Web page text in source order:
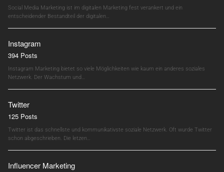
Social Media Marketing ist im digitalen Marketing fest verankert und ein
entscheidender Bestandteil der digitalen…
Instagram
394 Posts
Instagram Marketing bietet so viele Möglichkeiten wie kaum ein anderes soziales
Netzwerk. Der Wachstum und…
Twitter
125 Posts
Twitter ist das schnellste und kommunikativste soziale Netzwerk. Oft wurde Twitter
schon abgeschrieben. Die letzen…
Influencer Marketing